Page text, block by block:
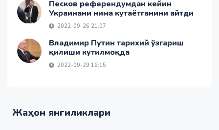
Песков референдумдан кейин
Украинани нима кутаётганини айтди
2022-09-26 21:07
Владимир Путин тарихий ўзгариш
қилиши кутилмоқда
2022-09-29 16:15
Жаҳон янгиликлари